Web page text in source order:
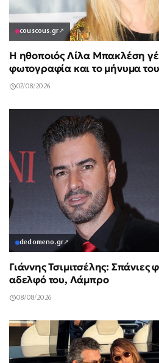
couscous.gr↗
Η ηθοποιός Λίλα Μπακλέση
φωτογραφία και το μήνυμα
07/08/2026
dedomeno.gr↗
Γιάννης Τσιμιτσέλης: Σπάνιες
αδελφό του, Λάμπρο
08/08/2026